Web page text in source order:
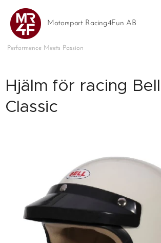
Motorsport Racing4Fun AB
Performence Meets Passion
Hjälm för racing
Classic